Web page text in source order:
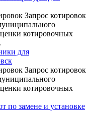
Запрос котировок
котировочных
для
Запрос котировок
котировочных
по замене и установке